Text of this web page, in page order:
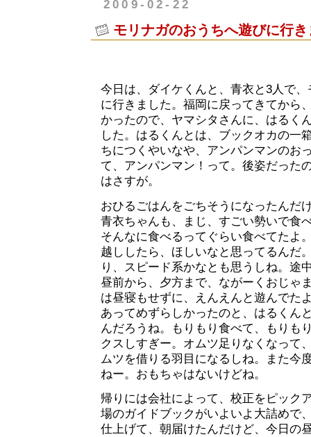
2009-02-22
モリナガのおうちへ遊びに行
今日は、ダイケくんと、青衣と3人で
に行きました。福岡に戻ってきてから
かったので、ヤマシタさんに、はるく
した。はるくんとは、ブックオカの一
ちにつくやいなや、アンパンマンのお
て、アンパンマン！って。後姿だった
はさすが。
おひるごはんをごちそうになったんだ
青衣ちゃんも、まじ、すごい勢いで食
そんなに食べるってぐらい食べてたよ
越ししたら、ほしいなと思ってるんだ
り、スピード系かなとも思うしね。途
昼前から、夕方まで、ながーくおじゃ
は昼寝もせずに、えんえんと遊んでた
あってめずらしかったのと、はるくん
んだろうね。もりもり食べて、もりも
クスしすぎー。オムツ足りなくなって
ムツを借りる羽目になるしね。また今
ねー。おもちゃはないけどね。
帰りには会社によって、校正をピック
場のガイドブックがいよいよ大詰めで
仕上げて、朝届けたんだけど、今日の